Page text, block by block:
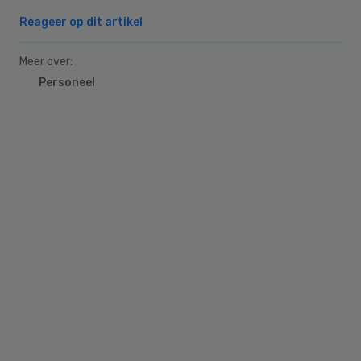
Reageer op dit artikel
Meer over:
Personeel